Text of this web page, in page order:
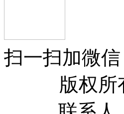
扫一扫加微信
版权